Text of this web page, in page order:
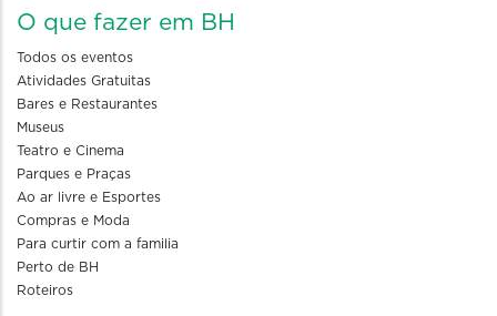
O que fazer em BH
Todos os eventos
Atividades Gratuitas
Bares e Restaurantes
Museus
Teatro e Cinema
Parques e Praças
Ao ar livre e Esportes
Compras e Moda
Para curtir com a familia
Perto de BH
Roteiros